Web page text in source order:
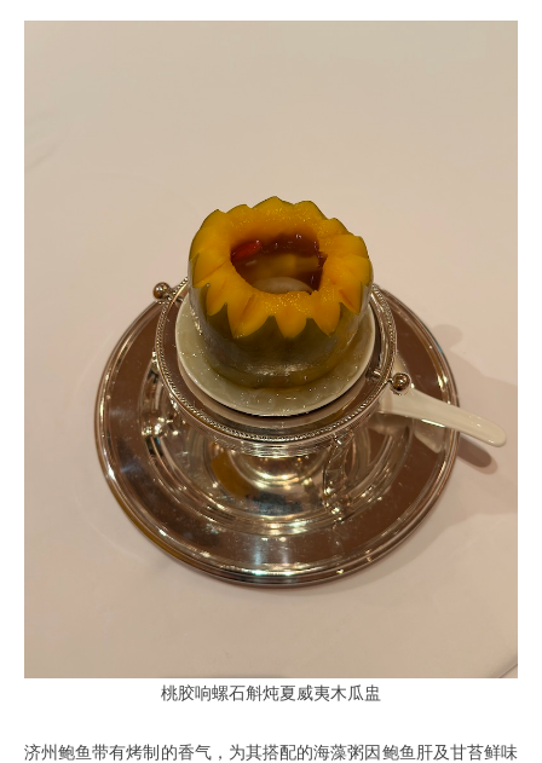
桃胶响螺石斛炖夏威夷木瓜盅
济州鲍鱼带有烤制的香气，为其搭配的海藻粥因鲍鱼肝及甘苔鲜味